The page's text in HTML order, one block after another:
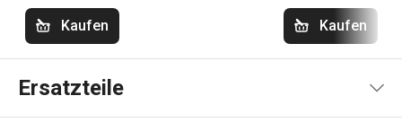
Kaufen Kaufen
Ersatzteile